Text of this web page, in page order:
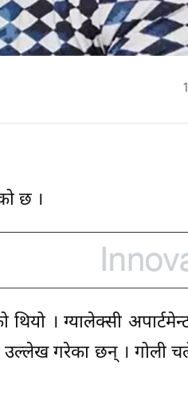
छ ।
थियो । ग्यालेक्सी
उल्लेख गरेका छन् । गोली